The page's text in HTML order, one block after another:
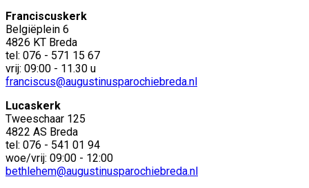
Franciscuskerk
Belgiëplein 6
4826 KT Breda
tel: 076 - 571 15 67
vrij: 09:00 - 11.30 u
franciscus@augustinusparochiebreda.nl
Lucaskerk
Tweeschaar 125
4822 AS Breda
tel: 076 - 541 01 94
woe/vrij: 09:00 - 12:00
bethlehem@augustinusparochiebreda.nl